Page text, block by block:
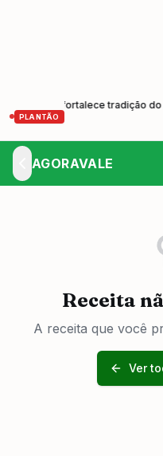
PLANTÃO
e fortalece tradição do
AGORAVALE
Receita
A receita que você
Ver